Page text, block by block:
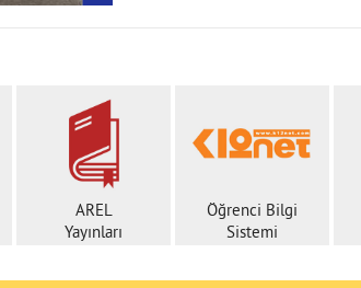
AREL
Yayınları
Öğrenci Bilgi
Sistemi